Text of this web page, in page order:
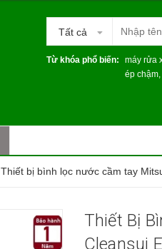
Tất cả
Từ khóa phổ biến: máy rửa
ép chậm,
Thiết bị bình lọc nước cầm tay
Thiết Bị
Cleansui